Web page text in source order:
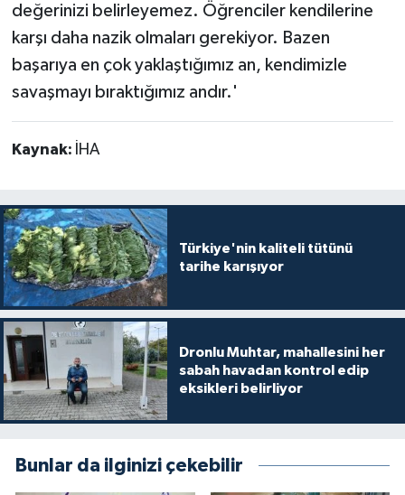
değerinizi belirleyemez. Öğrenciler kendilerine
karşı daha nazik olmaları gerekiyor. Bazen
başarıya en çok yaklaştığımız an, kendimizle
savaşmayı bıraktığımız andır.'
Kaynak: İHA
Türkiye'nin kaliteli tütünü
tarihe karışıyor
Dronlu Muhtar, mahallesini her
sabah havadan kontrol edip
eksikleri belirliyor
Bunlar da ilginizi çekebilir